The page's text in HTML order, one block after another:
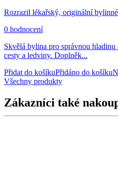
Rozrazil lékařský, originální
0 hodnocení
Skvělá bylina pro správnou
cesty a ledviny. Doplněk...
Přidat do košíkuPřidáno do košíku
Všechny produkty
Zákazníci také